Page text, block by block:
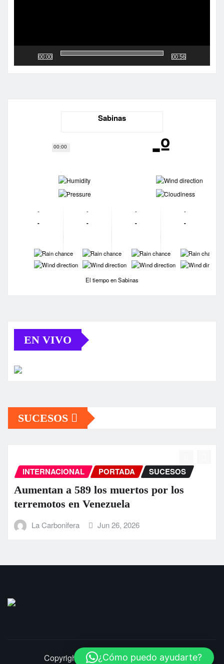
00:00
00:00
00:56
Sabinas
-º
-
-
-
-
-
-
-
-
-
-
-
-
-
-
-
-
-
-
-
-
El tiempo en Sabinas
EN VIVO
SUCESOS
INTERNACIONAL PORTADA SUCESOS
Aumentan a 589 los muertos por los
terremotos en Venezuela
La Carbonifera Jun 26, 2026
Copyright © 2025 | LaCarbonifera.com
¿Cómo puedo ayudarte?